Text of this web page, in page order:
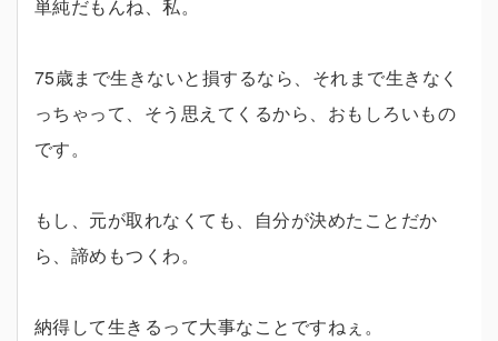
単純だもんね、私。
75歳まで生きないと損するなら、それまで生きなく
っちゃって、そう思えてくるから、おもしろいもの
です。
もし、元が取れなくても、自分が決めたことだか
ら、諦めもつくわ。
納得して生きるって大事なことですねぇ。